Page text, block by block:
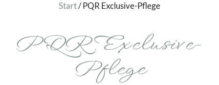
Start/ PQR Exclusive-Pflege
PQR Exclusive-
Pflege